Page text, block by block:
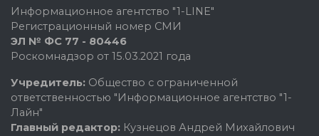
Информационное агентство "1-LINE"
Регистрационный номер СМИ
ЭЛ № ФС 77 - 80446
Роскомнадзор от 15.03.2021 года
Учредитель: Общество с ограниченной
ответственностью "Информационное агентство "1-
Лайн"
Главный редактор: Кузнецов Андрей Михайлович